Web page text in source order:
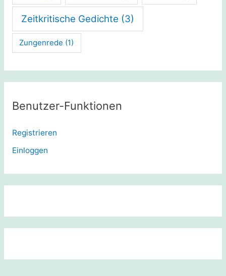
Zeitkritische Gedichte (3)
Zungenrede (1)
Benutzer-Funktionen
Registrieren
Einloggen